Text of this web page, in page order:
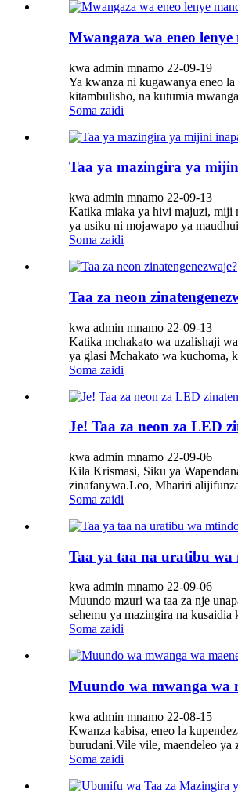
Mwangaza wa eneo
kwa admin mnamo 22-09-19
Ya kwanza ni kugawanya eneo
kitambulisho, na kutumia
Soma zaidi
Taa ya mazingira ya
kwa admin mnamo 22-09-13
Katika miaka ya hivi majuzi, miji
ya usiku ni mojawapo ya
Soma zaidi
Taa za neon
kwa admin mnamo 22-09-13
Katika mchakato wa uzalishaji
ya glasi Mchakato wa kuchoma,
Soma zaidi
Je! Taa za neon za LED
kwa admin mnamo 22-09-06
Kila Krismasi, Siku ya
zinafanywa.Leo, Mhariri
Soma zaidi
Taa ya taa na uratibu
kwa admin mnamo 22-09-06
Muundo mzuri wa taa za nje
sehemu ya mazingira na
Soma zaidi
Muundo wa mwanga wa
kwa admin mnamo 22-08-15
Kwanza kabisa, eneo la
burudani.Vile vile, maendeleo ya
Soma zaidi